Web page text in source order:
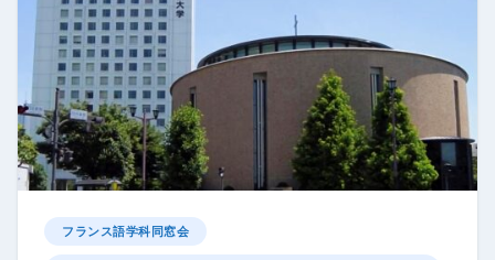
フランス語学科同窓会